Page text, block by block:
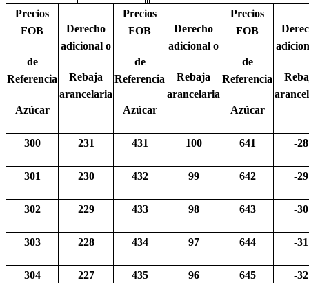
Precios
FOB
de
Referencia
Azúcar
Derecho
adicional o
Rebaja
arancelaria
Precios
FOB
de
Referencia
Azúcar
Derecho
adicional o
Rebaja
arancelaria
Precios
FOB
de
Referencia
Azúcar
300 231 431 100 641 -28
301 230 432 99 642 -29
302 229 433 98 643 -30
303 228 434 97 644 -31
304 227 435 96 645 -32